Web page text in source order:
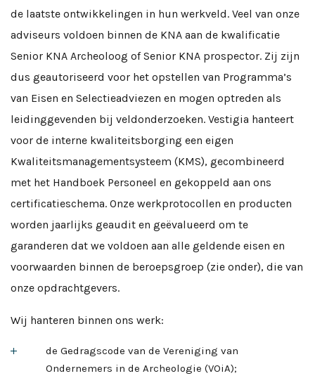
de laatste ontwikkelingen in hun werkveld. Veel van onze
adviseurs voldoen binnen de KNA aan de kwalificatie
Senior KNA Archeoloog of Senior KNA prospector. Zij zijn
dus geautoriseerd voor het opstellen van Programma’s
van Eisen en Selectieadviezen en mogen optreden als
leidinggevenden bij veldonderzoeken. Vestigia hanteert
voor de interne kwaliteitsborging een eigen
Kwaliteitsmanagementsysteem (KMS), gecombineerd
met het Handboek Personeel en gekoppeld aan ons
certificatieschema. Onze werkprotocollen en producten
worden jaarlijks geaudit en geëvalueerd om te
garanderen dat we voldoen aan alle geldende eisen en
voorwaarden binnen de beroepsgroep (zie onder), die van
onze opdrachtgevers.
Wij hanteren binnen ons werk:
de Gedragscode van de Vereniging van
Ondernemers in de Archeologie (VOiA);